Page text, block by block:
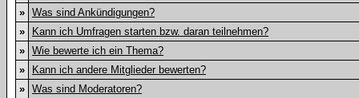
» Was sind Ankündigungen?
»
Kann ich Umfragen starten bzw. daran teilnehmen?
» Wie bewerte ich ein Thema?
»
Kann ich andere Mitglieder bewerten?
» Was sind Moderatoren?